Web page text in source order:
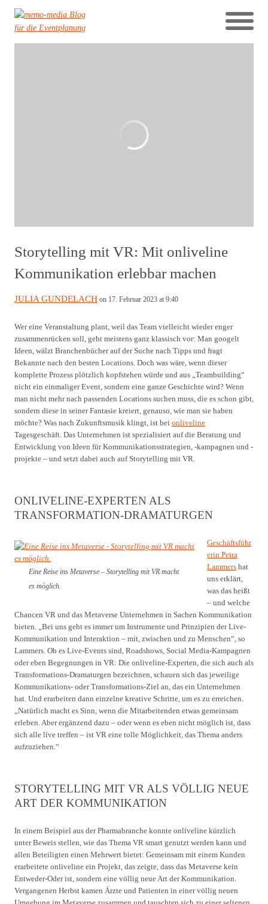
Storytelling mit VR: Mit onliveline
Kommunikation erlebbar machen
JULIA GUNDELACH on 17. Februar 2023 at 9:40
Wer eine Veranstaltung plant, weil das Team vielleicht wieder enger
zusammenrücken soll, geht meistens ganz klassisch vor: Man googelt
Ideen, wälzt Branchenbücher auf der Suche nach Tipps und fragt
Bekannte nach den besten Locations. Doch was wäre, wenn dieser
komplette Prozess plötzlich kopfstehen würde und aus „Teambuilding“
nicht ein einmaliger Event, sondern eine ganze Geschichte wird? Wenn
man nicht mehr nach passenden Locations suchen muss, die es schon gibt,
sondern diese in seiner Fantasie kreiert, genauso, wie man sie haben
möchte? Was nach Zukunftsmusik klingt, ist bei onliveline
Tagesgeschäft. Das Unternehmen ist spezialisiert auf die Beratung und
Entwicklung von Ideen für Kommunikationsstrategien, -kampagnen und -
projekte – und setzt dabei auch auf Storytelling mit VR.
ONLIVELINE-EXPERTEN ALS
TRANSFORMATION-DRAMATURGEN
Eine Reise ins Metaverse – Storytelling mit VR macht
es möglich.
Geschäftsführ
erin Petra
Lammershat
uns erklärt,
was das heißt
– und welche
Chancen VR und das Metaverse Unternehmen in Sachen Kommunikation
bieten. „Bei uns geht es immer um Instrumente und Prinzipien der Live-
Kommunikation und Interaktion – mit, zwischen und zu Menschen“, so
Lammers. Ob es Live-Events sind, Roadshows, Social Media-Kampagnen
oder eben Begegnungen in VR: Die onliveline-Experten, die sich auch als
Transformations-Dramaturgen bezeichnen, schauen sich das jeweilige
Kommunikations- oder Transformations-Ziel an, das ein Unternehmen
hat. Und erarbeiten dann einzelne kreative Schritte, um es zu erreichen.
„Natürlich macht es Sinn, wenn die Mitarbeitenden etwas gemeinsam
erleben. Aber ergänzend dazu – oder wenn es eben nicht möglich ist, dass
sich alle live treffen – ist VR eine tolle Möglichkeit, das Thema anders
aufzuziehen.“
STORYTELLING MIT VR ALS VÖLLIG NEUE
ART DER KOMMUNIKATION
In einem Beispiel aus der Pharmabranche konnte onliveline kürzlich
unter Beweis stellen, wie das Thema VR smart genutzt werden kann und
allen Beteiligten einen Mehrwert bietet: Gemeinsam mit einem Kunden
erarbeitete onliveline ein Projekt, das zeigte, dass das Metaverse kein
Entweder-Oder ist, sondern eine völlig neue Art der Kommunikation.
Vergangenen Herbst kamen Ärzte und Patienten in einer völlig neuen